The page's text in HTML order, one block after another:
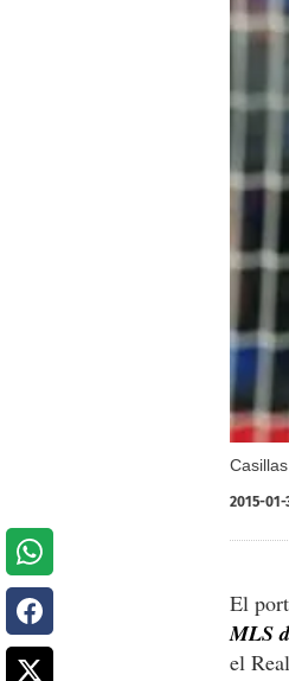
2015-01-
El
MLS
el